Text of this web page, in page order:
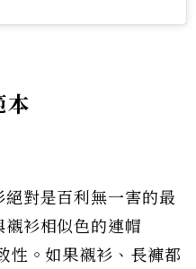
本
對是百利無一害的最
衫相似色的連帽
性。如果襯衫、長褲都